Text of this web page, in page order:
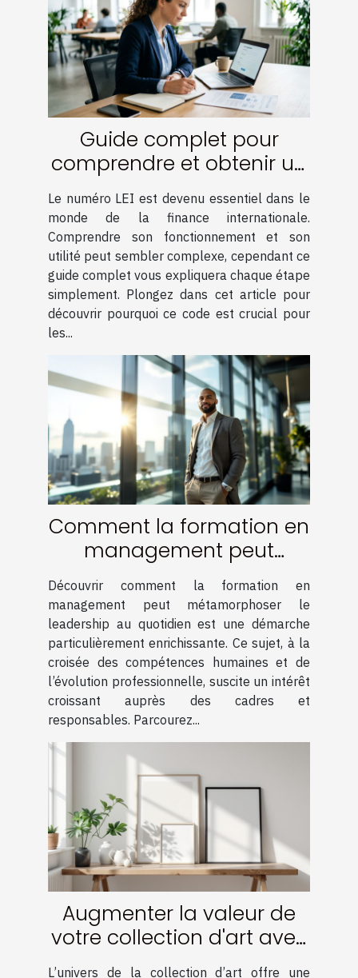
Guide complet pour
comprendre et obtenir un
numéro LEI
Le numéro LEI est devenu essentiel dans le
monde de la finance internationale.
Comprendre son fonctionnement et son
utilité peut sembler complexe, cependant ce
guide complet vous expliquera chaque étape
simplement. Plongez dans cet article pour
découvrir pourquoi ce code est crucial pour
les...
Comment la formation en
management peut
transformer votre
leadership quotidien ?
Découvrir comment la formation en
management peut métamorphoser le
leadership au quotidien est une démarche
particulièrement enrichissante. Ce sujet, à la
croisée des compétences humaines et de
l’évolution professionnelle, suscite un intérêt
croissant auprès des cadres et
responsables. Parcourez...
Augmenter la valeur de
votre collection d'art avec
des gravures numérotées
L’univers de la collection d’art offre une